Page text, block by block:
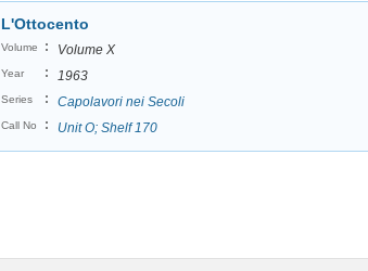
L'Ottocento
Volume : Volume X
Year : 1963
Series : Capolavori nei Secoli
Call No : Unit O; Shelf 170